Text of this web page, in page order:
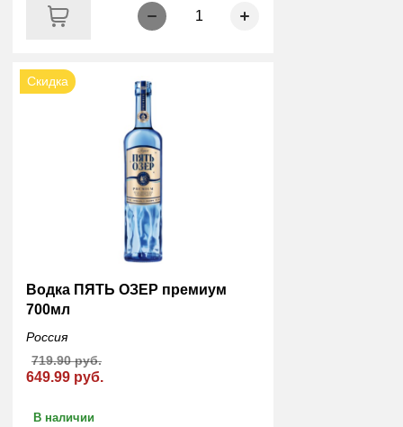
1
Скидка
Водка ПЯТЬ ОЗЕР премиум
700мл
Россия
649.99 руб.
719.90 руб.
В наличии